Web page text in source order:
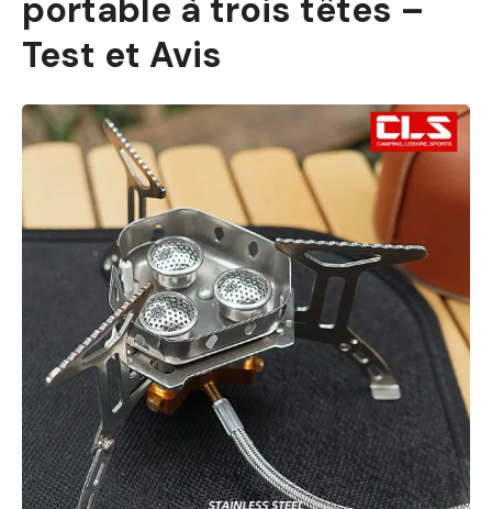
portable à trois têtes –
Test et Avis